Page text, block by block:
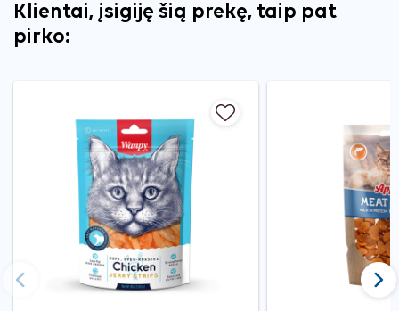
Klientai, įsigiję šią prekę, taip pat
pirko:
Ankstesnis